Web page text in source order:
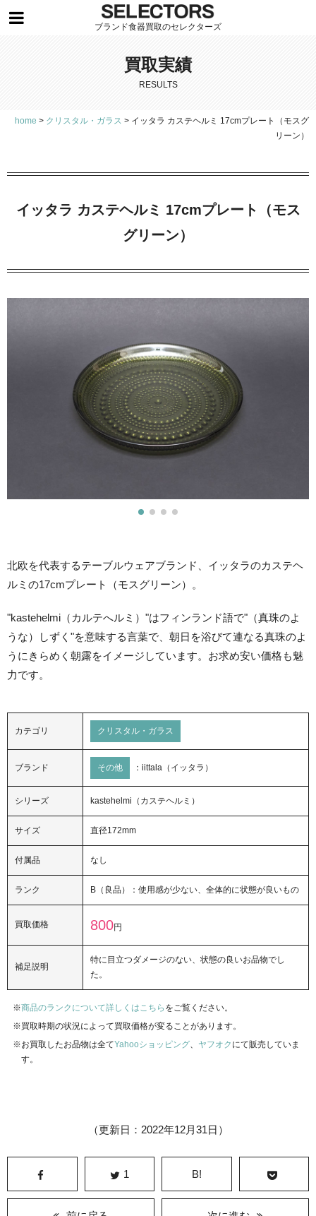
ブランド食器買取のセレクターズ
買取実績
RESULTS
home > クリスタル・ガラス > イッタラ カステヘルミ 17cmプレート（モスグ
リーン）
イッタラ カステヘルミ 17cmプレート（モス
グリーン）
北欧を代表するテーブルウェアブランド、イッタラのカステヘ
ルミの17cmプレート（モスグリーン）。
"kastehelmi（カルテへルミ）"はフィンランド語で"（真珠のよ
うな）しずく"を意味する言葉で、朝日を浴びて連なる真珠のよ
うにきらめく朝露をイメージしています。お求め安い価格も魅
力です。
カテゴリ クリスタル・ガラス
ブランド その他 ：iittala（イッタラ）
シリーズ kastehelmi（カステヘルミ）
サイズ 直径172mm
付属品 なし
ランク B（良品）：使用感が少ない、全体的に状態が良いもの
買取価格 800円
補足説明
特に目立つダメージのない、状態の良いお品物でし
た。
商品のランクについて詳しくはこちら をご覧ください。
買取時期の状況によって買取価格が変ることがあります。
お買取したお品物は全てYahooショッピング、 ヤフオク にて販売していま
す。
（更新日：2022年12月31日）
1 B!